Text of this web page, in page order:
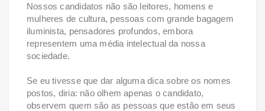
Nossos candidatos não são leitores, homens e
mulheres de cultura, pessoas com grande bagagem
iluminista, pensadores profundos, embora
representem uma média intelectual da nossa
sociedade.
Se eu tivesse que dar alguma dica sobre os nomes
postos, diria: não olhem apenas o candidato,
observem quem são as pessoas que estão em seus